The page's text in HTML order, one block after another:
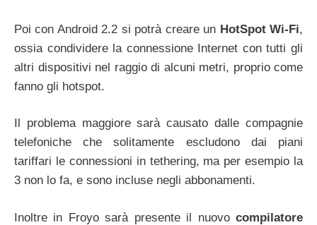
Poi con Android 2.2 si potrà creare un HotSpot Wi-Fi,
ossia condividere la connessione Internet con tutti gli
altri dispositivi nel raggio di alcuni metri, proprio come
fanno gli hotspot.
Il problema maggiore sarà causato dalle compagnie
telefoniche che solitamente escludono dai piani
tariffari le connessioni in tethering, ma per esempio la
3 non lo fa, e sono incluse negli abbonamenti.
Inoltre in Froyo sarà presente il nuovo compilatore